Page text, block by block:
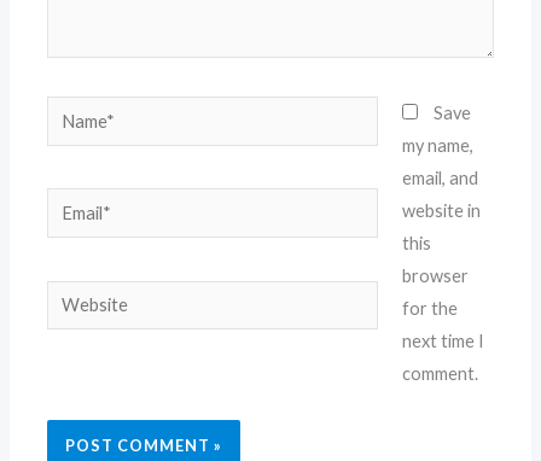
Name*
Email*
Website
Save
my name,
email, and
website in
this
browser
for the
next time I
comment.